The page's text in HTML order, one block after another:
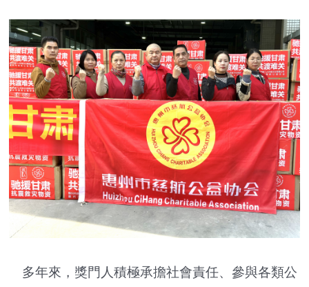
多年來，獎門人積極承擔社會責任、參與各類公